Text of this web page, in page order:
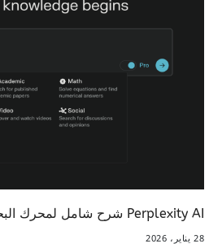
Perplexity AI شرح شامل لمحرك البحث بالذكاء الاصطناعي
28 يناير، 2026